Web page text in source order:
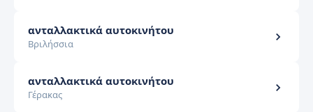
ανταλλακτικά αυτοκινήτου
Βριλήσσια
ανταλλακτικά αυτοκινήτου
Γέρακας